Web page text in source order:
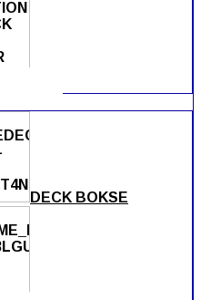
DECK BOKSE